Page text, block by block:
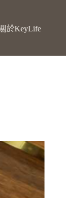
關於KeyLife